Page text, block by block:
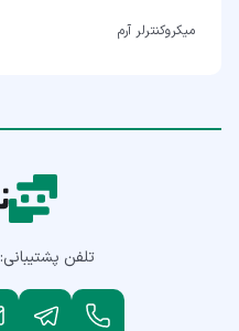
میکروکنترلر آرم
تلفن پشتیبانی: